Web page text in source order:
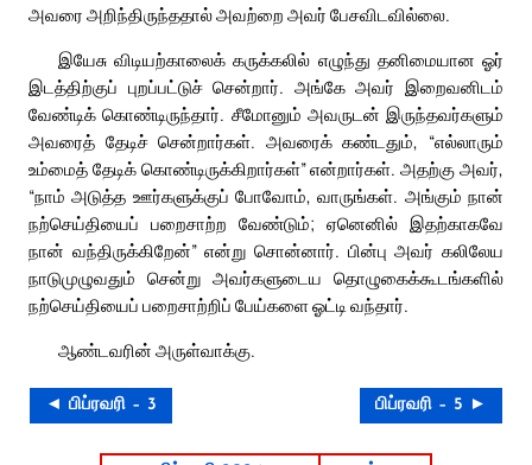
அவரை அறிந்திருந்ததால் அவற்றை அவர் பேசவிடவில்லை.
இயேசு விடியற்காலைக் கருக்கலில் எழுந்து தனிமையான ஓர்
இடத்திற்குப் புறப்பட்டுச் சென்றார். அங்கே அவர் இறைவனிடம்
வேண்டிக் கொண்டிருந்தார். சீமோனும் அவருடன் இருந்தவர்களும்
அவரைத் தேடிச் சென்றார்கள். அவரைக் கண்டதும், “எல்லாரும்
உம்மைத் தேடிக் கொண்டிருக்கிறார்கள்” என்றார்கள். அதற்கு அவர்,
“நாம் அடுத்த ஊர்களுக்குப் போவோம், வாருங்கள். அங்கும் நான்
நற்செய்தியைப் பறைசாற்ற வேண்டும்; ஏனெனில் இதற்காகவே
நான் வந்திருக்கிறேன்” என்று சொன்னார். பின்பு அவர் கலிலேய
நாடுமுழுவதும் சென்று அவர்களுடைய தொழுகைக்கூடங்களில்
நற்செய்தியைப் பறைசாற்றிப் பேய்களை ஓட்டி வந்தார்.
ஆண்டவரின் அருள்வாக்கு.
◄ பிப்ரவரி – 3 பிப்ரவரி – 5 ►